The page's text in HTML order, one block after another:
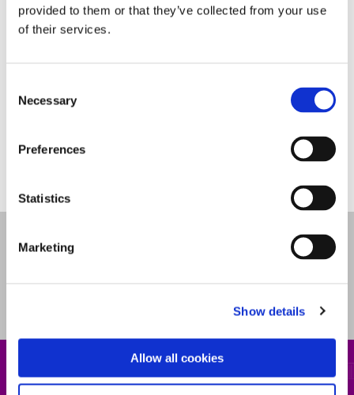
provided to them or that they’ve collected from your use
of their services.
Selection
Necessary
Preferences
Statistics
Marketing
Show details
Allow all cookies
通過我們積極的環境管理，我們控制生產所需的所有原材料
特點是其技術特性，使其適用於許多工業應用。 與食品接觸
的適用性已通過 FDA 確認。 多年來，我們的產品一直以二氧
確保所有生產廢料盡可能無殘留地回收利用。
訂閱郵件